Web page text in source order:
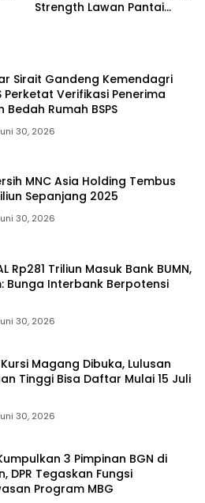
Strength Lawan Pantai
Sirait Gandeng Kemendagri
Perketat Verifikasi Penerima
Bedah Rumah BSPS
30, 2026
MNC Asia Holding Tembus
Sepanjang 2025
30, 2026
Rp281 Triliun Masuk Bank BUMN,
Bunga Interbank Berpotensi
30, 2026
Magang Dibuka, Lulusan
Tinggi Bisa Daftar Mulai 15 Juli
30, 2026
3 Pimpinan BGN di
DPR Tegaskan Fungsi
Program MBG